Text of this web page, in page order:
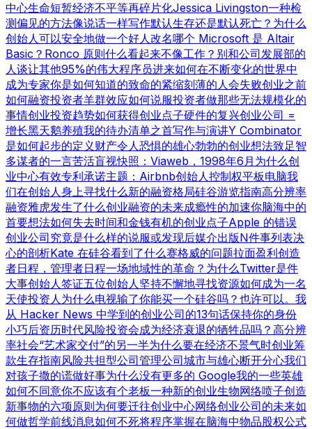
中心生命短暂经济不平等再碎片化Jessica Livingston一种检
测偏见的方法像说话一样写作默认生存还是默认死亡？ 为什么
创始人可以安全地做一个好人改名哪个 Microsoft 是 Altair
Basic？ Ronco 原则什么看起来不像工作？ 别和公司发展部的
人谈让其他95%的伟大程序员进来如何在不断变化的世界中
成为专家你是如何知道的致命的紧缩刻薄的人会失败创业之前
如何融资投资者羊群效应如何说服投资者做那些无法规模化的
事情创业投资趋势如何获得创业点子硬件的复兴创业公司 =
增长黑天鹅养殖我的待办清单之首写作与演讲Y Combinator
是如何起步的定义财产令人恐惧的雄心勃勃的创业想法致足智
多谋者的一言苦活盲视快照：Viaweb，1998年6月 为什么创
业中心有效专利承诺主题：Airbnb创始人控制权平板电脑我
们在创始人身上寻找什么新的融资格局硅谷游览指南高分辨率
融资雅虎发生了什么创业融资的未来成瘾性的加速你脑海中的
首要想法如何失去时间和金钱有机的创业点子Apple 的错误
创业公司究竟是什么样的说服或发现后媒介出版N件事列表决
心的剖析Kate 在硅谷看到了什么赛格威的问题拉面盈利创造
者日程，管理者日程一场地域性的革命？ 为什么Twitter是件
大事创始人签证五位创始人坚持不懈地寻找资源如何成为一名
天使投资人为什么电视输了你能买一个硅谷吗？也许可以。 我
从 Hacker News 中学到的创业公司的13句话保持你的身份
小巧后资历时代风险投资会成为经济衰退的牺牲品吗？ 高分辨
率社会“艺术家交付”的另一半为什么要在经济不景气时创业筹
款生存指南风险共担型公司管理公司城市与雄心断开分心我们
对孩子撒的谎做好事为什么没有更多的 Google我的一些英雄
如何不同意你不应该有个老板一种新的创业生物网络喷子创造
新事物的六项原则为何要迁往创业中心网络创业公司的未来如
何做哲学前线消息如何不死将程序掌握在脑海中物品股权公式